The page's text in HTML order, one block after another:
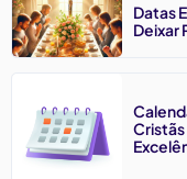
Datas
Deixar
Cristãs